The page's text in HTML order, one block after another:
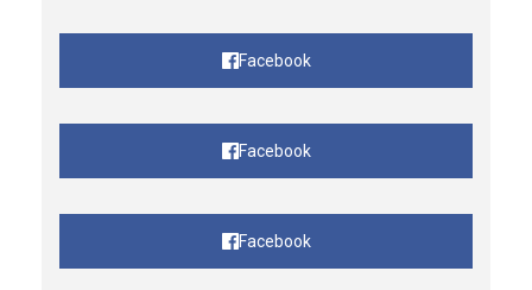
Facebook
Facebook
Facebook